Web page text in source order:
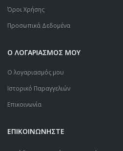
Όροι Χρήσης
Προσωπικά Δεδομένα
Ο ΛΟΓΑΡΙΑΣΜΟΣ ΜΟΥ
Ο λογαριασμός μου
Ιστορικό Παραγγελιών
Επικοινωνία
ΕΠΙΚΟΙΝΩΝΗΣΤΕ